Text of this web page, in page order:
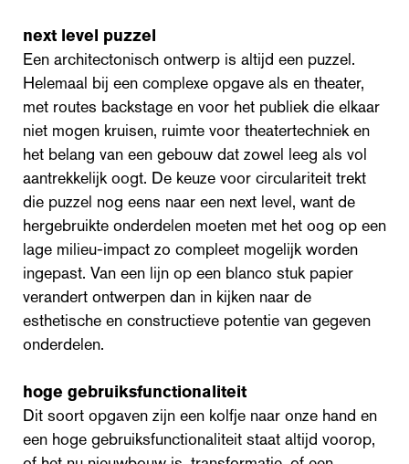
next level puzzel
Een architectonisch ontwerp is altijd een puzzel.
Helemaal bij een complexe opgave als en theater,
met routes backstage en voor het publiek die elkaar
niet mogen kruisen, ruimte voor theatertechniek en
het belang van een gebouw dat zowel leeg als vol
aantrekkelijk oogt. De keuze voor circulariteit trekt
die puzzel nog eens naar een next level, want de
hergebruikte onderdelen moeten met het oog op een
lage milieu-impact zo compleet mogelijk worden
ingepast. Van een lijn op een blanco stuk papier
verandert ontwerpen dan in kijken naar de
esthetische en constructieve potentie van gegeven
onderdelen.
hoge gebruiksfunctionaliteit
Dit soort opgaven zijn een kolfje naar onze hand en
een hoge gebruiksfunctionaliteit staat altijd voorop,